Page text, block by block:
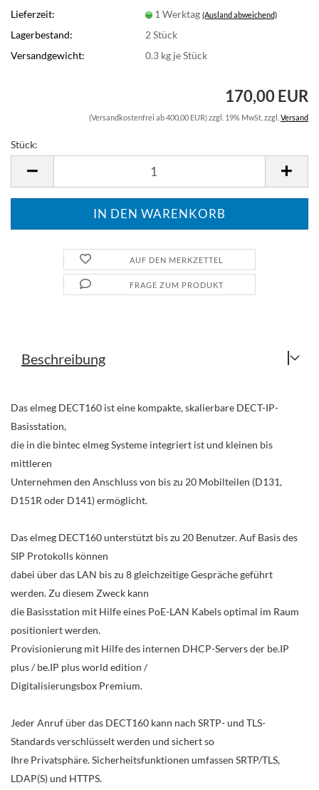
Lieferzeit:
1 Werktag(Ausland abweichend)
Lagerbestand: 2Stück
Versandgewicht:
0.3 kg je Stück
170,00 EUR
(Versandkostenfrei ab 400,00 EUR) zzgl. 19% MwSt. zzgl. Versand
Stück:
AUF DEN MERKZETTEL
FRAGE ZUM PRODUKT
Beschreibung
Das elmeg DECT160 ist eine kompakte, skalierbare DECT-IP-
Basisstation,
die in die bintec elmeg Systeme integriert ist und kleinen bis
mittleren
Unternehmen den Anschluss von bis zu 20 Mobilteilen (D131,
D151R oder D141) ermöglicht.
Das elmeg DECT160 unterstützt bis zu 20 Benutzer. Auf Basis des
SIP Protokolls können
dabei über das LAN bis zu 8 gleichzeitige Gespräche geführt
werden. Zu diesem Zweck kann
die Basisstation mit Hilfe eines PoE-LAN Kabels optimal im Raum
positioniert werden.
Provisionierung mit Hilfe des internen DHCP-Servers der be.IP
plus / be.IP plus world edition /
Digitalisierungsbox Premium.
Jeder Anruf über das DECT160 kann nach SRTP- und TLS-
Standards verschlüsselt werden und sichert so
Ihre Privatsphäre. Sicherheitsfunktionen umfassen SRTP/TLS,
LDAP(S) und HTTPS.